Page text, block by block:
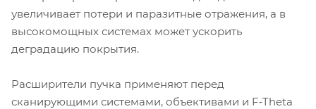
увеличивает потери и паразитные отражения, а в
высокомощных системах может ускорить
деградацию покрытия.
Расширители пучка применяют перед
сканирующими системами, объективами и F‑Theta